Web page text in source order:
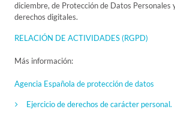
diciembre, de Protección de Datos Personales
derechos digitales.
RELACIÓN DE ACTIVIDADES (RGPD)
Más información:
Agencia Española de protección de datos
Ejercicio de derechos de carácter personal.